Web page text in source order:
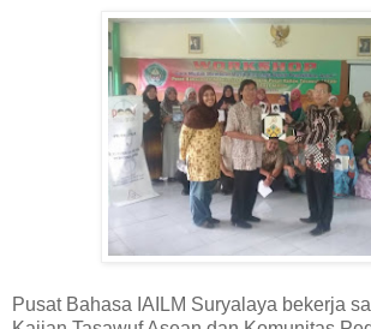
Pusat Bahasa IAILM Suryalaya bekerja